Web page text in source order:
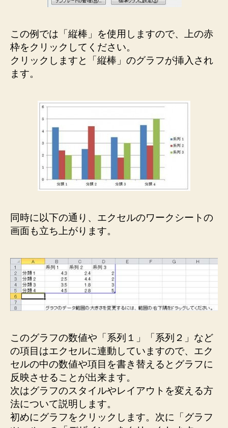
この例では「縦棒」を使用しますので、上の赤
枠をクリックしてください。
クリックしますと「縦棒」のグラフが挿入され
ます。
同時に以下の通り、エクセルのワークシートの
画面も立ち上がります。
このグラフの数値や「系列１」「系列２」など
の項目はエクセルに連動していますので、エク
セルの中の数値や項目を書き替えるとグラフに
反映させることが出来ます。
次はグラフのスタイルやレイアウトを変える方
法について説明します。
初めにグラフをクリックします。次に「グラフ